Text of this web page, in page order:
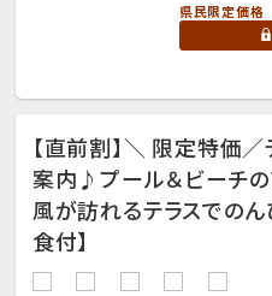
県民限定価格
【直前割】＼ 限定特価
案内♪プール＆ビーチの
風が訪れるテラスでのん
食付】